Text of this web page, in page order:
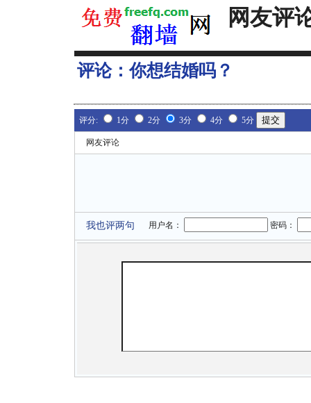
网友评
评论：你想结婚吗？
评分: 1分 2分 3分 4分 5分
网友评论
我也评两句 用户名： 密码：